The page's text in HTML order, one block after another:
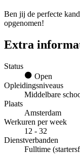
Ben jij de perfecte
opgenomen!
Extra
Status
Open
Opleidingsniveaus
Middelbare
Plaats
Amsterdam
Werkuren per week
12 - 32
Dienstverbanden
Fulltime